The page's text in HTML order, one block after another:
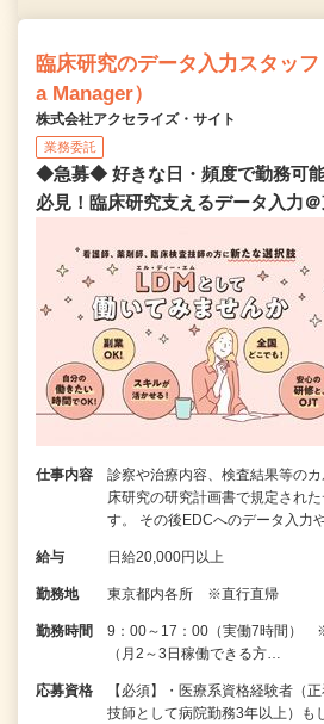
臨床研究のデータ入力スタッ
a Manager）
株式会社アクセライズ・サイト
業務委託
◆急募◆ 好きな日・頻度で勤務可
必見！臨床研究支えるデータ入力
仕事内容
診察や治療内容、検査結果等の
床研究の研究計画書で規定され
す。 その後EDCへのデータ入力
給与 日給20,000円以上
勤務地 東京都内各所 ※直行直帰
勤務時間
9：00～17：00（実働7時間）
（月2～3日稼働できる方…
応募資格
【必須】・医療系資格経験者（
技師として病院勤務3年以上）も